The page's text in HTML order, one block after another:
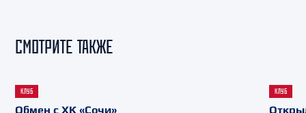
СМОТРИТЕ ТАКЖЕ
КЛУБ
Обмен с ХК «Сочи»
КЛУБ